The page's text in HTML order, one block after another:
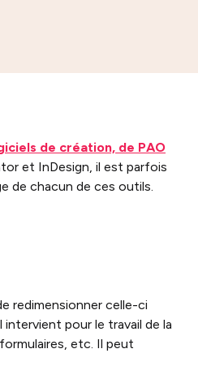
de création, de PAO
et InDesign, il est parfois
de chacun de ces outils.
redimensionner celle-ci
intervient pour le travail de la
etc. Il peut